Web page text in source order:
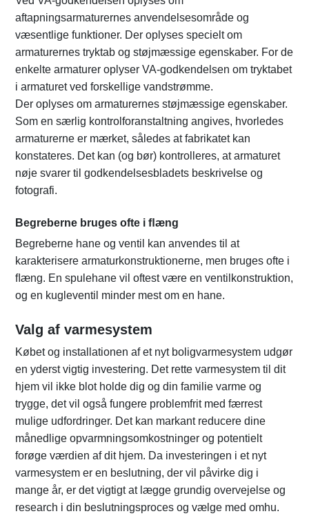
aftapningsarmaturernes anvendelsesområde og
væsentlige funktioner. Der oplyses specielt om
armaturernes tryktab og støjmæssige egenskaber. For de
enkelte armaturer oplyser VA-godkendelsen om tryktabet
i armaturet ved forskellige vandstrømme.
Der oplyses om armaturernes støjmæssige egenskaber.
Som en særlig kontrolforanstaltning angives, hvorledes
armaturerne er mærket, således at fabrikatet kan
konstateres. Det kan (og bør) kontrolleres, at armaturet
nøje svarer til godkendelsesbladets beskrivelse og
fotografi.
Begreberne bruges ofte i ﬂæng
Begreberne hane og ventil kan anvendes til at
karakterisere armaturkonstruktionerne, men bruges ofte i
ﬂæng. En spulehane vil oftest være en ventilkonstruktion,
og en kugleventil minder mest om en hane.
Valg af varmesystem
Købet og installationen af et nyt boligvarmesystem udgør
en yderst vigtig investering. Det rette varmesystem til dit
hjem vil ikke blot holde dig og din familie varme og
trygge, det vil også fungere problemfrit med færrest
mulige udfordringer. Det kan markant reducere dine
månedlige opvarmningsomkostninger og potentielt
forøge værdien af dit hjem. Da investeringen i et nyt
varmesystem er en beslutning, der vil påvirke dig i
mange år, er det vigtigt at lægge grundig overvejelse og
research i din beslutningsproces og vælge med omhu.